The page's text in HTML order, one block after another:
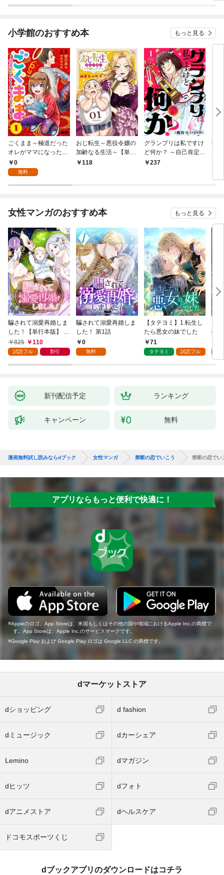
小学館のおすすめ本 もっと見る
ごくまま～極道だった
オレがママになった話
～【単話】（１）
0
無料
おじ転生～悪役令嬢の
加齢なる生活～【単
話】（１）
118
グランプリは私ですけ
ど何か？ ～自己肯定モ
ンスターのミスコン無
237
後
は
女性マンガのおすすめ本 もっと見る
騙されて溺愛再婚しま
した！【単行本版】 1
巻825 110
試読フル 割引
騙されて溺愛再婚しま
した！ 第1話
0
無料
【タテヨミ】1.転生し
たら悪女の妹でした
71
タテヨミ 試読フル
の
新刊配信予定 ランキング
キャンペーン 無料
漫画無料試し読みならdブック 女性マンガ 禁断の恋でいこう 禁断の恋でい
アプリならもっと便利で快適に！
Appleのロゴ、App Storeは、米国もしくはその他の国や地域におけるApple Inc.の商標で
す。App Storeは、Apple Inc.のサービスマークです。
Google Play および Google Play ロゴは Google LLC の商標です。
dマーケットストア
dショッピング d fashion
dミュージック dカーシェア
Lemino dマガジン
dヒッツ dフォト
dアニメストア dヘルスケア
ドコモスポーツくじ
dブックアプリのダウンロードはコチラ